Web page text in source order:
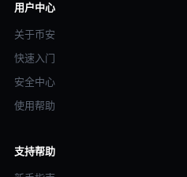
用户中心
关于币安
快速入门
安全中心
使用帮助
支持帮助